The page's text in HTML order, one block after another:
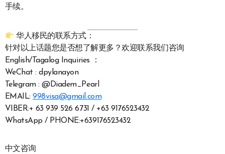
手续。
华人移民的联系方式：
针对以上话题您是否想了解更多？欢迎联系我们咨询
English/Tagalog Inquiries ：
WeChat : dpylanayon
Telegram : @Diadem_Pearl
EMAIL:998visa@gmail.com
VIBER:+ 63 939 526 6731 / +63 9176523432
WhatsApp / PHONE:+639176523432
中文咨询